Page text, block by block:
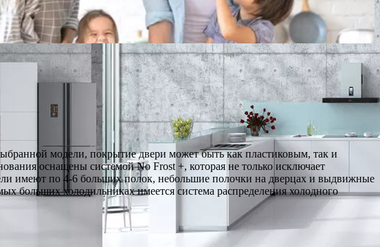
модели, покрытие двери может быть как пластиковым, так и
оснащены системой No Frost +, которая не только исключает
имеют по 4-6 больших полок, небольшие полочки на дверцах и выдвижные
больших холодильниках имеется система распределения холодного